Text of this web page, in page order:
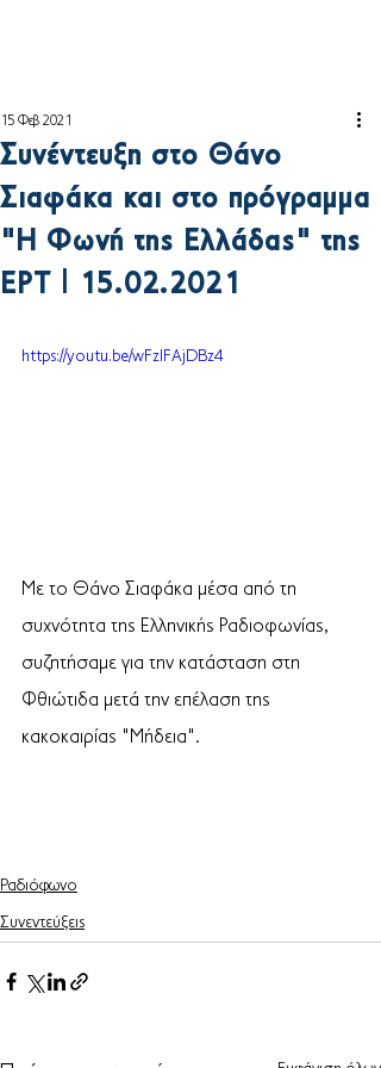
Συνέντευξη στο Θάνο
Σιαφάκα και στο πρόγραμμα
"Η Φωνή της Ελλάδας" της
ΕΡΤ | 15.02.2021
15 Φεβ 2021
https://youtu.be/wFzIFAjDBz4
Με το Θάνο Σιαφάκα μέσα από τη
συχνότητα της Ελληνικής Ραδιοφωνίας,
συζητήσαμε για την κατάσταση στη
Φθιώτιδα μετά την επέλαση της
κακοκαιρίας "Μήδεια".
Ραδιόφωνο
Συνεντεύξεις